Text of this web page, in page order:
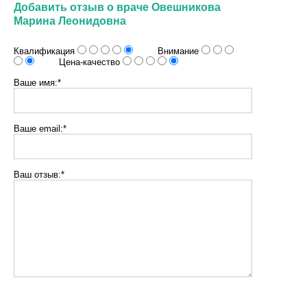
Добавить отзыв о враче Овешникова
Марина Леонидовна
Квалификация
Внимание
Цена-качество
Ваше имя:*
Ваше email:*
Ваш отзыв:*